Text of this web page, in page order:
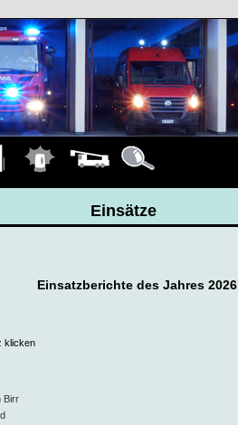
Einsätze
Einsatzberichte des Jahres 2026
klicken
Birr